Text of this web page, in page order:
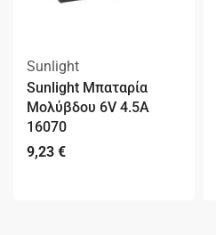
Sunlight
Sunlight Μπαταρία
Μολύβδου 6V 4.5A
16070
9,23 €